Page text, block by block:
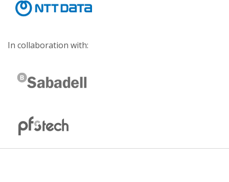
In collaboration with: